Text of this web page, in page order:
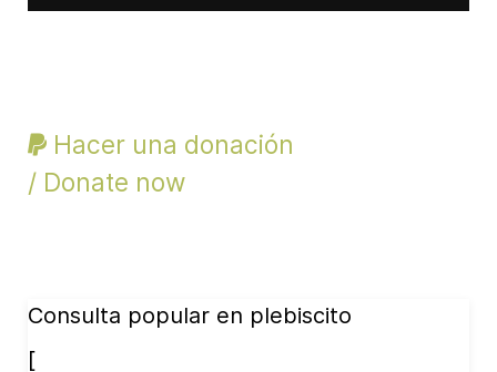
Hacer una donación
/ Donate now
Consulta popular en plebiscito
[